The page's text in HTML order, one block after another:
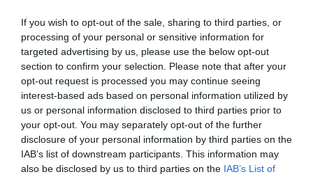
If you wish to opt-out of the sale, sharing to third parties, or
processing of your personal or sensitive information for
targeted advertising by us, please use the below opt-out
section to confirm your selection. Please note that after your
opt-out request is processed you may continue seeing
interest-based ads based on personal information utilized by
us or personal information disclosed to third parties prior to
your opt-out. You may separately opt-out of the further
disclosure of your personal information by third parties on the
IAB’s list of downstream participants. This information may
also be disclosed by us to third parties on the IAB’s List of
2Playbook Media lanzó en 2025 su propio newsletter
mensual especializado en patrocinio. En él tomamos el
pulso al sector abordando el tema que ha marcado la
actualidad del sector, además de ofrecer un recap de los
principales contratos de patrocinio cerrados en España,
Europa y Norteamérica en los últimos 30 días.Aquí
puedes apuntarte gratis.
Añadir2Playbookcomo fuente preferida de Google
de forma gratuita
Mantente informado con las últimas noticias de actualidad.